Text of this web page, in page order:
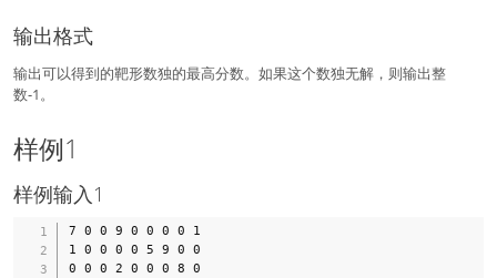
输出格式
输出可以得到的靶形数独的最高分数。如果这个数独无解，则输出整
数-1。
样例1
样例输入1
7 0 0 9 0 0 0 0 1
1 0 0 0 0 5 9 0 0
0 0 0 2 0 0 0 8 0